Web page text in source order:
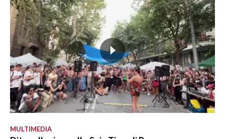
MULTIMEDIA